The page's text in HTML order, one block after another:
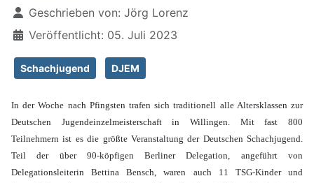
DetailsGeschrieben von: Jörg Lorenz
Veröffentlicht: 05. Juli 2023
Schachjugend DJEM
In der Woche nach Pfingsten trafen sich traditionell alle Altersklassen zur
Deutschen Jugendeinzelmeisterschaft in Willingen. Mit fast 800
Teilnehmern ist es die größte Veranstaltung der Deutschen Schachjugend.
Teil der über 90-köpfigen Berliner Delegation, angeführt von
Delegationsleiterin Bettina Bensch, waren auch 11 TSG-Kinder und